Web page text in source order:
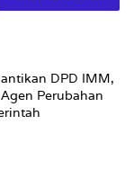
DPD IMM,
Perubahan